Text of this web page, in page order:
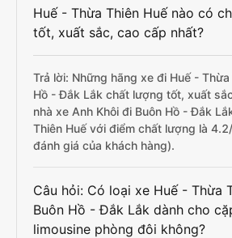
Huế - Thừa Thiên Huế nào có
tốt, xuất sắc, cao cấp nhất?
Trả lời: Những hãng xe đi Huế - Thừa
Hồ - Đắk Lắk chất lượng tốt, xuất
nhà xe Anh Khôi đi Buôn Hồ - Đắk
Thiên Huế với điểm chất lượng là
đánh giá của khách hàng).
Câu hỏi: Có loại xe Huế - Thừa
Buôn Hồ - Đắk Lắk dành cho
limousine phòng đôi không?